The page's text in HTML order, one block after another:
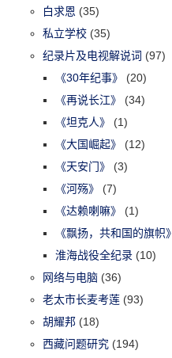
白求恩 (35)
私立学校 (35)
纪录片及电视解说词 (97)
《30年纪事》
(20)
《再说长江》
(34)
《坦克人》
(1)
《大国崛起》
(12)
《天安门》
(3)
《河殇》
(7)
《达赖喇嘛》
(1)
《飘扬，共和国的旗帜》
淮海战役全纪录 (10)
网络与电脑 (36)
老太市长麦考莲 (93)
胡耀邦 (18)
西藏问题研究 (194)